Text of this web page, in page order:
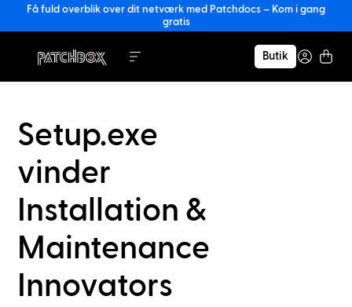
Få fuld overblik over dit netværk med Patchdocs – Kom i gang
gratis
Butik
Setup.exe
vinder
Installation &
Maintenance
Innovators